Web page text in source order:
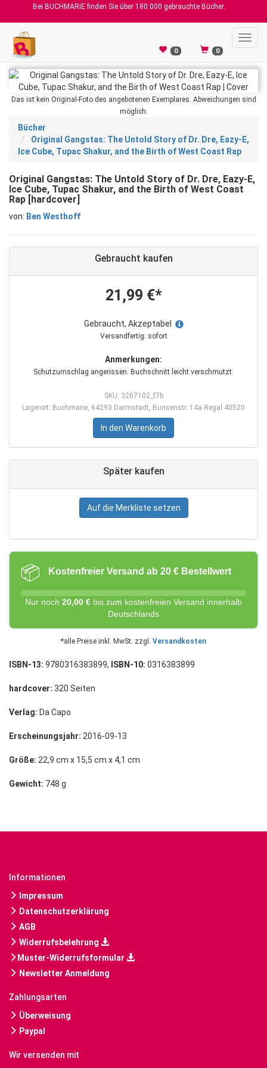
Bei BUCHMARIE finden Sie über 180.000 gebrauchte Bücher.
0 0
Das ist kein Original-Foto des angebotenen Exemplares. Abweichungen sind
möglich.
Bücher
Original Gangstas: The Untold Story of Dr. Dre, Eazy-E,
Ice Cube, Tupac Shakur, and the Birth of West Coast Rap
Original Gangstas: The Untold Story of Dr. Dre, Eazy-E,
Ice Cube, Tupac Shakur, and the Birth of West Coast
Rap [hardcover]
von: Ben Westhoff
Gebraucht kaufen
21,99 €*
Gebraucht, Akzeptabel
Versandfertig: sofort
Anmerkungen:
Schutzumschlag angerissen. Buchschnitt leicht verschmutzt.
SKU: 3267102_f7b
Lagerort: Buchmarie, 64293 Darmstadt, Bunsenstr. 14a Regal 40520
In den Warenkorb
Später kaufen
Auf die Merkliste setzen
📦 Kostenfreier Versand ab 20 € Bestellwert
Nur noch 20,00 € bis zum kostenfreien Versand innerhalb
Deutschlands
*alle Preise inkl. MwSt. zzgl. Versandkosten
ISBN-13: 9780316383899, ISBN-10: 0316383899
hardcover: 320 Seiten
Verlag: Da Capo
Erscheinungsjahr: 2016-09-13
Größe: 22,9 cm x 15,5 cm x 4,1 cm
Gewicht: 748 g
Informationen
Impressum
Datenschutzerklärung
AGB
Widerrufsbelehrung
Muster-Widerrufsformular
Newsletter Anmeldung
Zahlungsarten
Überweisung
Paypal
Wir versenden mit